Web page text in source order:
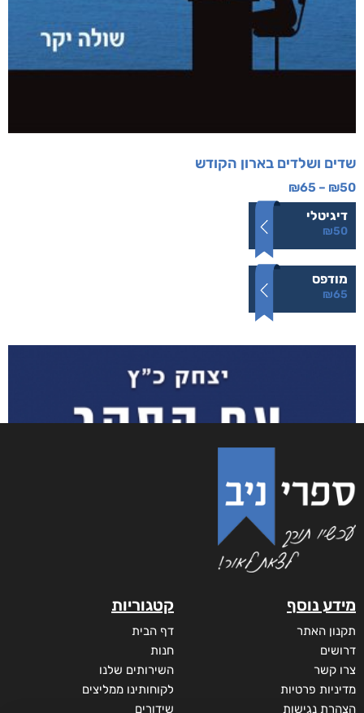
שדים ושלדים בארון הקודש
₪50
–
₪65
דיגיטלי
₪50
מודפס
₪65
מידע נוסף
תקנון האתר
דרושים
צרו קשר
מדיניות פרטיות
הצהרת נגישות
קטגוריות
דף הבית
חנות
השירותים שלנו
לקוחותינו ממליצים
שידורים